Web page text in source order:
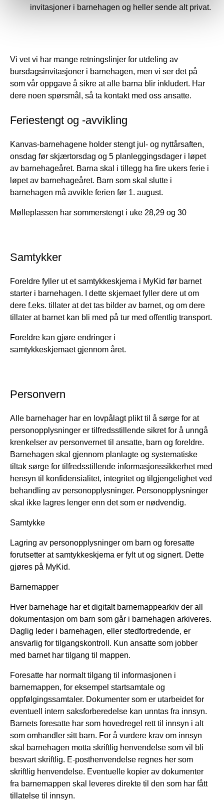
invitasjoner i barnehagen og heller sende alt privat.
Vi vet vi har mange retningslinjer for utdeling av
bursdagsinvitasjoner i barnehagen, men vi ser det på
som vår oppgave å sikre at alle barna blir inkludert. Har
dere noen spørsmål, så ta kontakt med oss ansatte.
Feriestengt og -avvikling
Kanvas-barnehagene holder stengt jul- og nyttårsaften,
onsdag før skjærtorsdag og 5 planleggingsdager i løpet
av barnehageåret. Barna skal i tillegg ha fire ukers ferie i
løpet av barnehageåret. Barn som skal slutte i
barnehagen må avvikle ferien før 1. august.
Mølleplassen har sommerstengt i uke 28,29 og 30
Samtykker
Foreldre fyller ut et samtykkeskjema i MyKid før barnet
starter i barnehagen. I dette skjemaet fyller dere ut om
dere f.eks. tillater at det tas bilder av barnet, og om dere
tillater at barnet kan bli med på tur med offentlig transport.
Foreldre kan gjøre endringer i
samtykkeskjemaet gjennom året.
Personvern
Alle barnehager har en lovpålagt plikt til å sørge for at
personopplysninger er tilfredsstillende sikret for å unngå
krenkelser av personvernet til ansatte, barn og foreldre.
Barnehagen skal gjennom planlagte og systematiske
tiltak sørge for tilfredsstillende informasjonssikkerhet med
hensyn til konfidensialitet, integritet og tilgjengelighet ved
behandling av personopplysninger. Personopplysninger
skal ikke lagres lenger enn det som er nødvendig.
Samtykke
Lagring av personopplysninger om barn og foresatte
forutsetter at samtykkeskjema er fylt ut og signert. Dette
gjøres på MyKid.
Barnemapper
Hver barnehage har et digitalt barnemappearkiv der all
dokumentasjon om barn som går i barnehagen arkiveres.
Daglig leder i barnehagen, eller stedfortredende, er
ansvarlig for tilgangskontroll. Kun ansatte som jobber
med barnet har tilgang til mappen.
Foresatte har normalt tilgang til informasjonen i
barnemappen, for eksempel startsamtale og
oppfølgingssamtaler. Dokumenter som er utarbeidet for
eventuell intern saksforberedelse kan unntas fra innsyn.
Barnets foresatte har som hovedregel rett til innsyn i alt
som omhandler sitt barn. For å vurdere krav om innsyn
skal barnehagen motta skriftlig henvendelse som vil bli
besvart skriftlig. E-posthenvendelse regnes her som
skriftlig henvendelse. Eventuelle kopier av dokumenter
fra barnemappen skal leveres direkte til den som har fått
tillatelse til innsyn.